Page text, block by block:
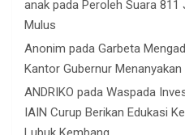
anak pada Peroleh Suara 811
Mulus
Anonim pada Garbeta
Kantor Gubernur Menanyakan
ANDRIKO pada Waspada
IAIN Curup Berikan Edukasi